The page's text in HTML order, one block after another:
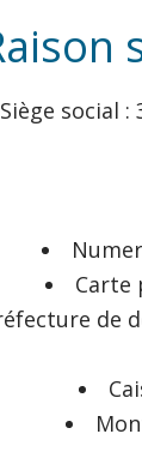
Siège social :
Carte
de